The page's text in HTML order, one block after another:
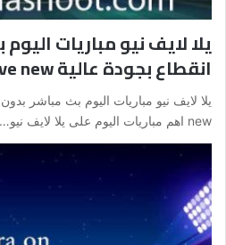
يلا لايف نيو مباريات
انقطاع بجودة عالية yallalive new
new اهم مباريات اليوم على يلا لايف نيو…